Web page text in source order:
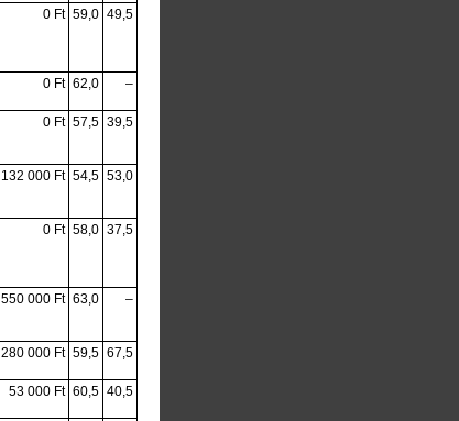
0 Ft 59,0 49,5
0 Ft 62,0 –
0 Ft 57,5 39,5
132 000 Ft 54,5 53,0
0 Ft 58,0 37,5
550 000 Ft 63,0 –
280 000 Ft 59,5 67,5
53 000 Ft 60,5 40,5